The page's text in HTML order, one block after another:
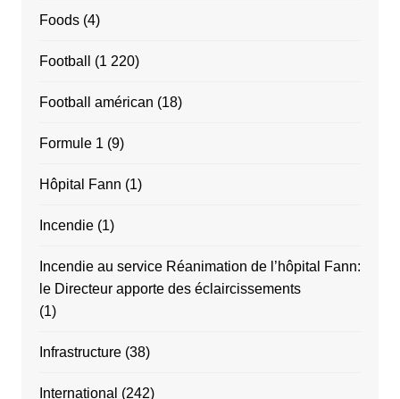
Foods(4)
Football (1 220)
Football américan (18)
Formule 1 (9)
Hôpital Fann (1)
Incendie(1)
Incendie au service Réanimation de l’hôpital Fann:
le Directeur apporte des éclaircissements
(1)
Infrastructure(38)
International (242)